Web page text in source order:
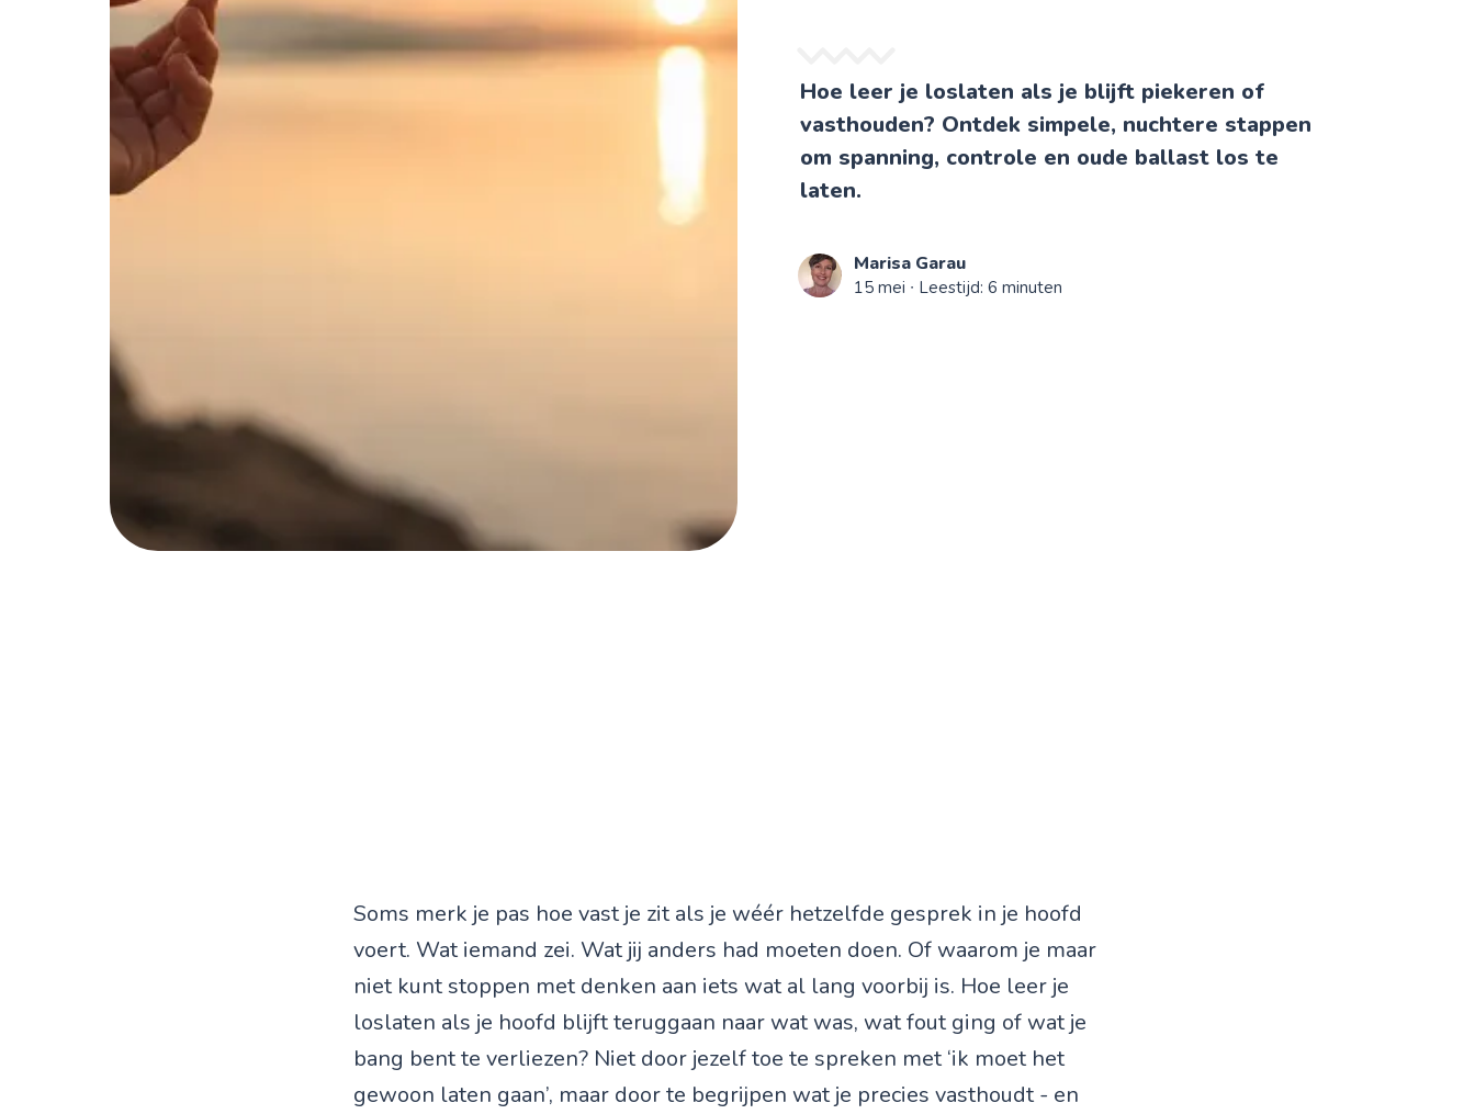
Hoe leer je loslaten als je blijft piekeren of
vasthouden? Ontdek simpele, nuchtere stappen
om spanning, controle en oude ballast los te
laten.
Marisa Garau
15 mei ∙ Leestijd: 6 minuten
Soms merk je pas hoe vast je zit als je wéér hetzelfde gesprek in je hoofd
voert. Wat iemand zei. Wat jij anders had moeten doen. Of waarom je maar
niet kunt stoppen met denken aan iets wat al lang voorbij is. Hoe leer je
loslaten als je hoofd blijft teruggaan naar wat was, wat fout ging of wat je
bang bent te verliezen? Niet door jezelf toe te spreken met ‘ik moet het
gewoon laten gaan’, maar door te begrijpen wat je precies vasthoudt - en